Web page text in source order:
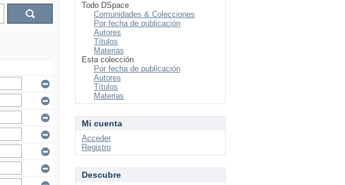
Todo DSpace
Comunidades & Colecciones
Por fecha de publicación
Autores
Títulos
Materias
Esta colección
Por fecha de publicación
Autores
Títulos
Materias
Mi cuenta
Acceder
Registro
Descubre